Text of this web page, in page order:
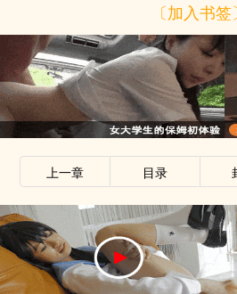
〔加入书签〕
上一章 目录